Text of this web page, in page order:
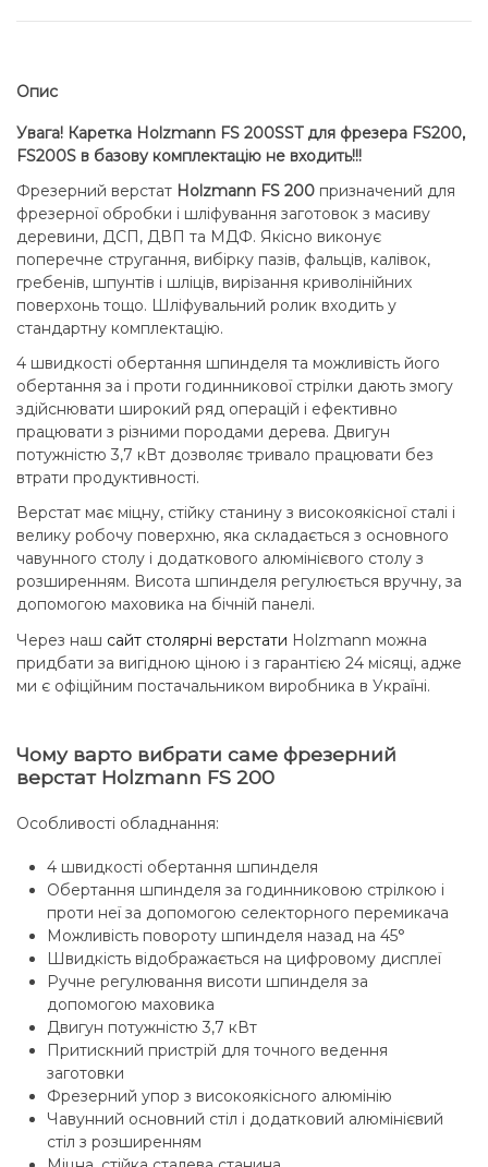
Опис
Увага! Каретка Holzmann FS 200SST для фрезера FS200,
FS200S в базову комплектацію не входить!!!
Фрезерний верстат Holzmann FS 200 призначений для
фрезерної обробки і шліфування заготовок з масиву
деревини, ДСП, ДВП та МДФ. Якісно виконує
поперечне стругання, вибірку пазів, фальців, калівок,
гребенів, шпунтів і шліців, вирізання криволінійних
поверхонь тощо. Шліфувальний ролик входить у
стандартну комплектацію.
4 швидкості обертання шпинделя та можливість його
обертання за і проти годинникової стрілки дають змогу
здійснювати широкий ряд операцій і ефективно
працювати з різними породами дерева. Двигун
потужністю 3,7 кВт дозволяє тривало працювати без
втрати продуктивності.
Верстат має міцну, стійку станину з високоякісної сталі і
велику робочу поверхню, яка складається з основного
чавунного столу і додаткового алюмінієвого столу з
розширенням. Висота шпинделя регулюється вручну, за
допомогою маховика на бічній панелі.
Через наш сайт столярні верстати Holzmann можна
придбати за вигідною ціною і з гарантією 24 місяці, адже
ми є офіційним постачальником виробника в Україні.
Чому варто вибрати саме фрезерний
верстат Holzmann FS 200
Особливості обладнання:
4 швидкості обертання шпинделя
Обертання шпинделя за годинниковою стрілкою і
проти неї за допомогою селекторного перемикача
Можливість повороту шпинделя назад на 45°
Швидкість відображається на цифровому дисплеї
Ручне регулювання висоти шпинделя за
допомогою маховика
Двигун потужністю 3,7 кВт
Притискний пристрій для точного ведення
заготовки
Фрезерний упор з високоякісного алюмінію
Чавунний основний стіл і додатковий алюмінієвий
стіл з розширенням